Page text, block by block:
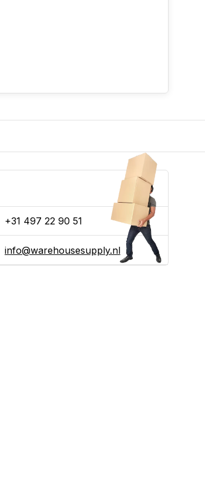
+31 497 22 90 51
info@warehousesupply.nl